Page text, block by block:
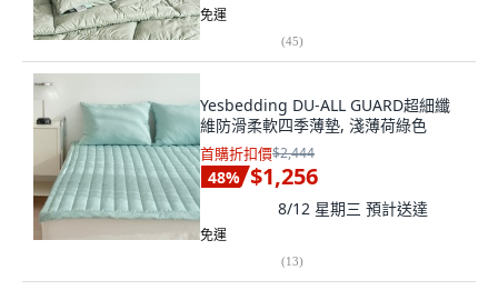
免運
(45)
Yesbedding DU-ALL GUARD超細纖
維防滑柔軟四季薄墊, 淺薄荷綠色
首購折扣價$2,444
48% $1,256
8/12 星期三 預計送達
免運
(13)